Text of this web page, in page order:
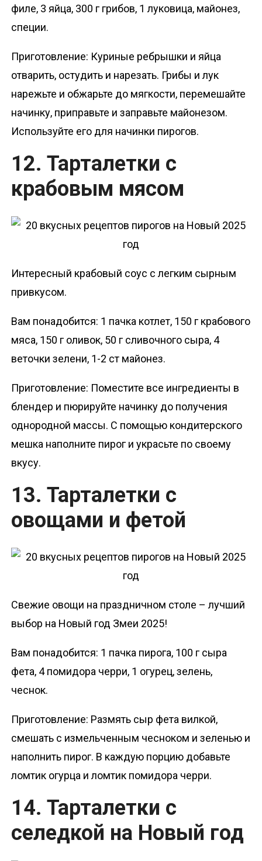
филе, 3 яйца, 300 г грибов, 1 луковица, майонез,
специи.
Приготовление: Куриные ребрышки и яйца
отварить, остудить и нарезать. Грибы и лук
нарежьте и обжарьте до мягкости, перемешайте
начинку, приправьте и заправьте майонезом.
Используйте его для начинки пирогов.
12. Тарталетки с
крабовым мясом
Интересный крабовый соус с легким сырным
привкусом.
Вам понадобится: 1 пачка котлет, 150 г крабового
мяса, 150 г оливок, 50 г сливочного сыра, 4
веточки зелени, 1-2 ст майонез.
Приготовление: Поместите все ингредиенты в
блендер и пюрируйте начинку до получения
однородной массы. С помощью кондитерского
мешка наполните пирог и украсьте по своему
вкусу.
13. Тарталетки с
овощами и фетой
Свежие овощи на праздничном столе – лучший
выбор на Новый год Змеи 2025!
Вам понадобится: 1 пачка пирога, 100 г сыра
фета, 4 помидора черри, 1 огурец, зелень,
чеснок.
Приготовление: Размять сыр фета вилкой,
смешать с измельченным чесноком и зеленью и
наполнить пирог. В каждую порцию добавьте
ломтик огурца и ломтик помидора черри.
14. Тарталетки с
селедкой на Новый год